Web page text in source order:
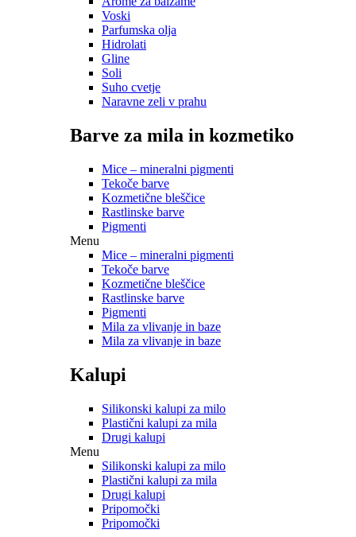
Voski
Parfumska olja
Hidrolati
Gline
Soli
Suho cvetje
Naravne zeli v prahu
Barve za mila in kozmetiko
Mice – mineralni pigmenti
Tekoče barve
Kozmetične bleščice
Rastlinske barve
Pigmenti
Menu
Mice – mineralni pigmenti
Tekoče barve
Kozmetične bleščice
Rastlinske barve
Pigmenti
Mila za vlivanje in baze
Mila za vlivanje in baze
Kalupi
Silikonski kalupi za milo
Plastični kalupi za mila
Drugi kalupi
Menu
Silikonski kalupi za milo
Plastični kalupi za mila
Drugi kalupi
Pripomočki
Pripomočki